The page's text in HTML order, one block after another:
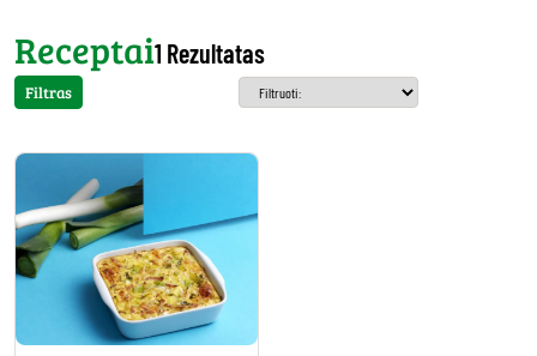
Receptai1 Rezultatas
Filtras